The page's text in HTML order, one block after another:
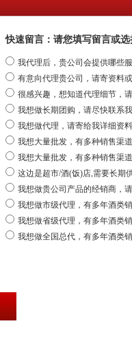
快速留言：请您填写留言或选
我代理后，贵公司会提供哪些
有意向代理贵公司，请寄资料或
很感兴趣，想知道代理细节，请
我想做长期团购，请尽快联系我
我想做代理，请寄给我详细资料
我想大量批发，有多种销售渠
我想大量批发，有多种销售渠
这边是超市/酒(饭)店,需要长期
我想做贵公司产品的经销商，
我想做市级代理，有多年酒类
我想做省级代理，有多年酒类
我想做全国总代，有多年酒类